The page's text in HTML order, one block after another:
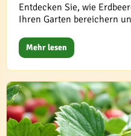
Entdecken Sie, wie
Ihren Garten bereichern
Mehr lesen